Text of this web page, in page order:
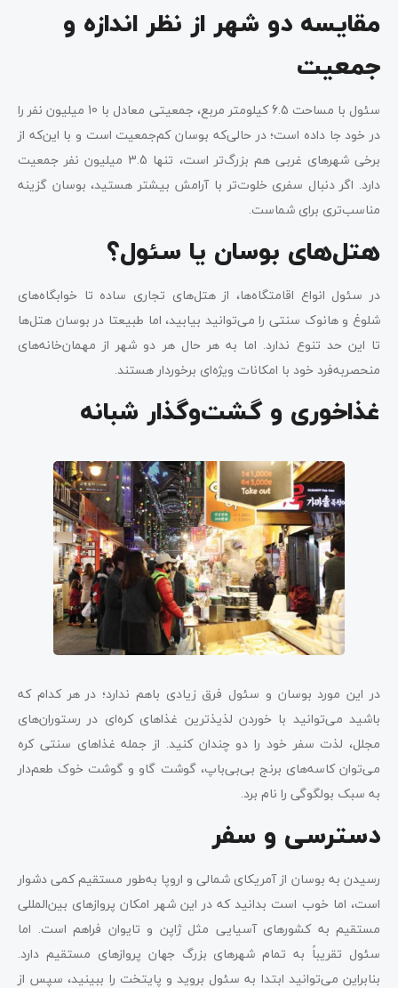
مقایسه دو شهر از نظر اندازه و
جمعیت
سئول با مساحت 6.5 کیلومتر مربع، جمعیتی معادل با 10 میلیون نفر را
در خود جا داده است؛ در حالی‌که بوسان کم‌جمعیت است و با این‌که از
برخی شهرهای غربی هم بزرگ‌تر است، تنها 3.5 میلیون نفر جمعیت
دارد. اگر دنبال سفری خلوت‌تر با آرامش بیشتر هستید، بوسان گزینه
مناسب‌تری برای شماست.
هتل‌های بوسان یا سئول؟
در سئول انواع اقامتگاه‌ها، از هتل‌های تجاری ساده تا خوابگاه‌های
شلوغ و هانوک سنتی را می‌توانید بیابید، اما طبیعتا در بوسان هتل‌ها
تا این حد تنوع ندارد. اما به هر حال هر دو شهر از مهمان‌خانه‌های
منحصربه‌فرد خود با امکانات ویژه‌ای برخوردار هستند.
غذاخوری و گشت‌وگذار شبانه
در این مورد بوسان و سئول فرق زیادی باهم ندارد؛ در هر کدام که
باشید می‌توانید با خوردن لذیذترین غذاهای کره‌ای در رستوران‌های
مجلل، لذت سفر خود را دو چندان کنید. از جمله غذاهای سنتی کره
می‌توان کاسه‌های برنج بی‌بی‌باپ، گوشت گاو و گوشت خوک طعم‌دار
به سبک بولگوگی را نام برد.
دسترسی و سفر
رسیدن به بوسان از آمریکای شمالی و اروپا به‌طور مستقیم کمی دشوار
است، اما خوب است بدانید که در این شهر امکان پروازهای بین‌المللی
مستقیم به کشورهای آسیایی مثل ژاپن و تایوان فراهم است. اما
سئول تقریباً به تمام شهرهای بزرگ جهان پروازهای مستقیم دارد.
بنابراین می‌توانید ابتدا به سئول بروید و پایتخت را ببینید، سپس از